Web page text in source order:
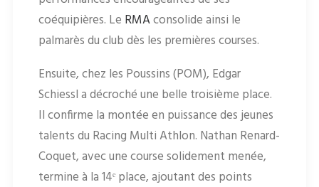
coéquipières. Le RMAconsolide ainsi le
palmarès du club dès les premières courses.
Ensuite, chez les Poussins (POM), Edgar
Schiessl a décroché une belle troisième place.
Il confirme la montée en puissance des jeunes
talents du Racing Multi Athlon. Nathan Renard-
Coquet, avec une course solidement menée,
termine à la 14ᵉ place, ajoutant des points